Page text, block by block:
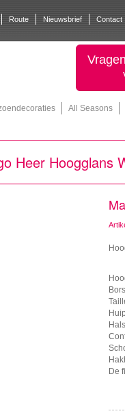
Route Nieuwsbrief Contact
All Seasons
Heer Hoogglans
De